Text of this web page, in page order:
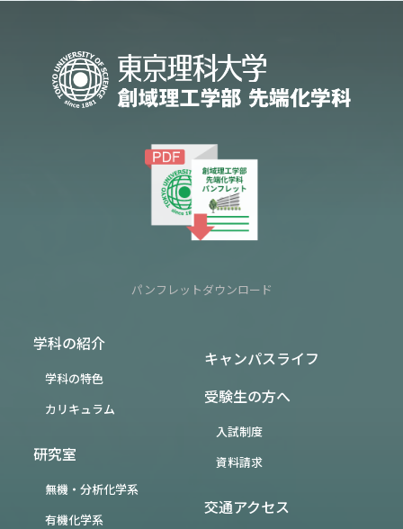
パンフレットダウンロード
学科の紹介
学科の特色
カリキュラム
研究室
無機・分析化学系
有機化学系
キャンパスライフ
受験生の方へ
入試制度
資料請求
交通アクセス